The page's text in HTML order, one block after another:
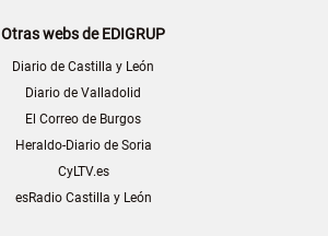
Otras webs de EDIGRUP
Diario de Castilla y León
Diario de Valladolid
El Correo de Burgos
Heraldo-Diario de Soria
CyLTV.es
esRadio Castilla y León